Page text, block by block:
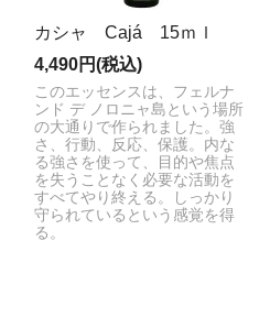
カシャ Cajá 15ｍｌ
4,490円(税込)
このエッセンスは、フェルナ
ンド デ ノロニャ島という場所
の大通りで作られました。強
さ、行動、反応、保護。内な
る強さを使って、目的や焦点
を失うことなく必要な活動を
すべてやり終える。しっかり
守られているという感覚を得
る。